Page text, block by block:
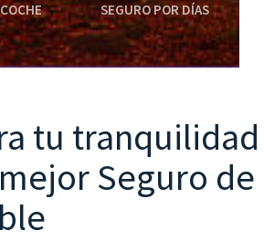
SEGURO POR DÍAS
tu
Seguro